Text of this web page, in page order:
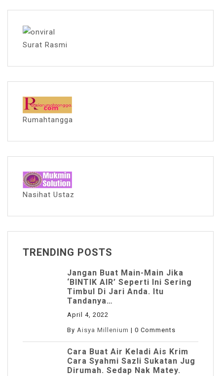
Surat Rasmi
Rumahtangga
Nasihat Ustaz
TRENDING POSTS
Jangan Buat Main-Main Jika
‘BINTIK AIR’ Seperti Ini Sering
Timbul Di Jari Anda. Itu
Tandanya…
April 4, 2022
By Aisya Millenium | 0 Comments
Cara Buat Air Keladi Ais Krim
Cara Syahmi Sazli Sukatan Jug
Dirumah. Sedap Nak Matey.